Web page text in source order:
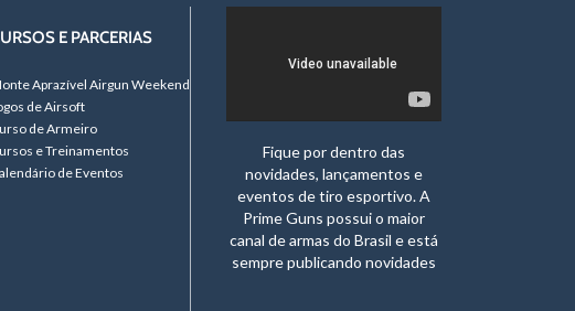
E PARCERIAS
Aprazível Airgun Weekend
de Airsoft
de Armeiro
e Treinamentos
de Eventos
Fique por dentro das
novidades, lançamentos e
eventos de tiro esportivo. A
Prime Guns possui o maior
canal de armas do Brasil e está
sempre publicando novidades